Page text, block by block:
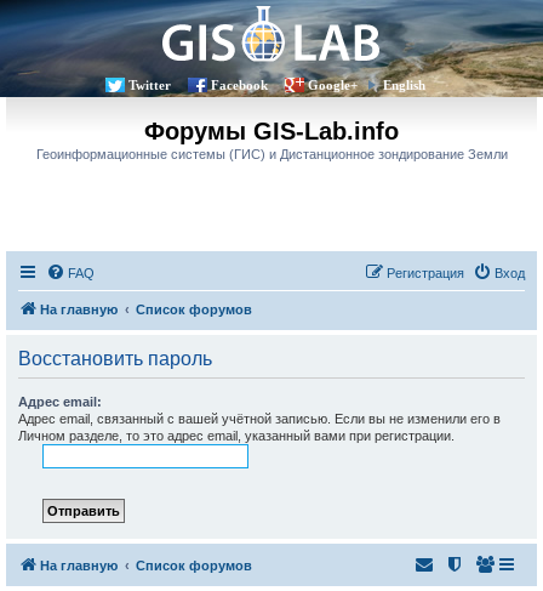
Twitter Facebook Google+ English
Форумы GIS-Lab.info
Геоинформационные системы (ГИС) и Дистанционное зондирование Земли
FAQ Вход
Регистрация
На главную Список форумов
Восстановить пароль
Адрес email:
Адрес email, связанный с вашей учётной записью. Если вы не изменили его в
Личном разделе, то это адрес email, указанный вами при регистрации.
На главную Список форумов